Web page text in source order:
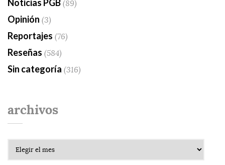
Noticias PGB(89)
Opinión (3)
Reportajes (76)
Reseñas (584)
Sin categoría (316)
archivos